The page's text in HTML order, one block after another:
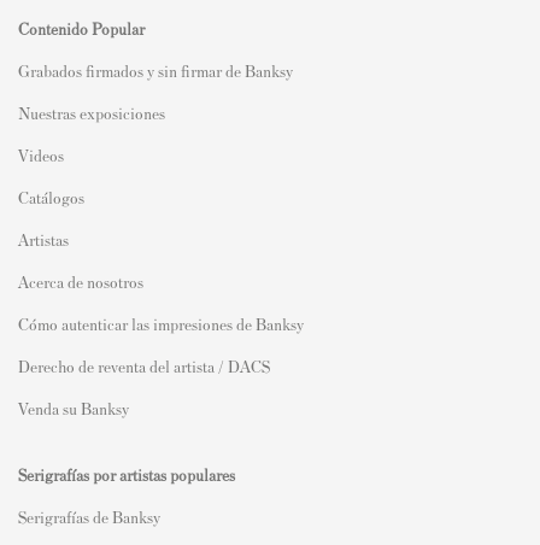
Contenido Popular
Grabados firmados y sin firmar de Banksy
Nuestras exposiciones
Videos
Catálogos
Artistas
Acerca de nosotros
Cómo autenticar las impresiones de Banksy
Derecho de reventa del artista / DACS
Venda su Banksy
Serigrafías por artistas populares
Serigrafías de Banksy